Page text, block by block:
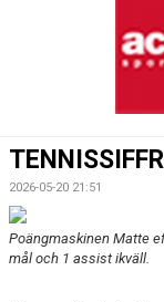
TRUPPEN
BILDGALLERI
2026-05-20 21:51
Poängmaskinen Matte
mål och 1 assist ikväll.